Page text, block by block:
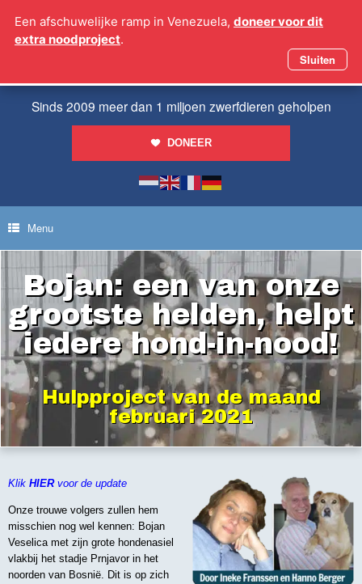
naar
Sinds 2009 meer dan 1 miljoen zwerfdieren geholpen
DONEER
Menu
Bojan: een van onze
grootste helden, helpt
iedere hond-in-nood!
Hulpproject van de maand
februari 2021
Klik HIER voor de update
Onze trouwe volgers zullen hem
misschien nog wel kennen: Bojan
Veselica met zijn grote hondenasiel
vlakbij het stadje Prnjavor in het
noorden van Bosnië. Dit is op zich
Een afschuwelijke ramp in Venezuela, doneer voor dit
extra noodproject.
Sluiten